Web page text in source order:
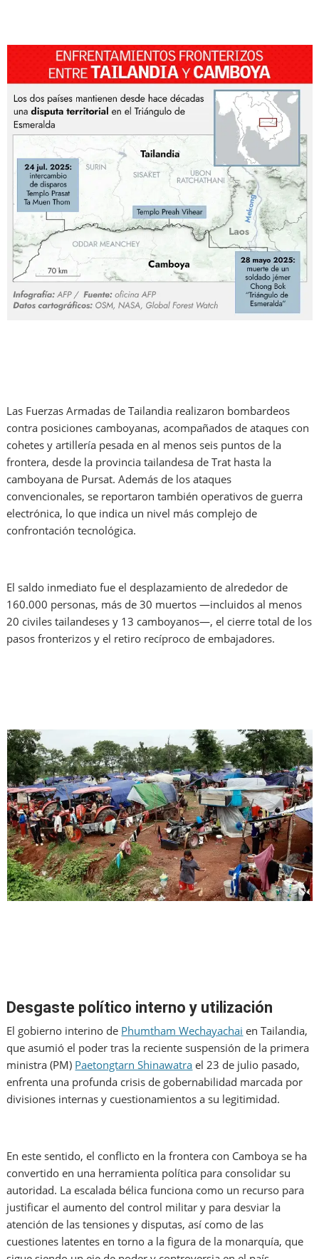
Las Fuerzas Armadas de Tailandia realizaron bombardeos
contra posiciones camboyanas, acompañados de ataques con
cohetes y artillería pesada en al menos seis puntos de la
frontera, desde la provincia tailandesa de Trat hasta la
camboyana de Pursat. Además de los ataques
convencionales, se reportaron también operativos de guerra
electrónica, lo que indica un nivel más complejo de
confrontación tecnológica.
El saldo inmediato fue el desplazamiento de alrededor de
160.000 personas, más de 30 muertos —incluidos al menos
20 civiles tailandeses y 13 camboyanos—, el cierre total de los
pasos fronterizos y el retiro recíproco de embajadores.
Desgaste político interno y utilización
El gobierno interino de Phumtham Wechayachai en Tailandia,
que asumió el poder tras la reciente suspensión de la primera
ministra (PM) Paetongtarn Shinawatra el 23 de julio pasado,
enfrenta una profunda crisis de gobernabilidad marcada por
divisiones internas y cuestionamientos a su legitimidad.
En este sentido, el conflicto en la frontera con Camboya se ha
convertido en una herramienta política para consolidar su
autoridad. La escalada bélica funciona como un recurso para
justificar el aumento del control militar y para desviar la
atención de las tensiones y disputas, así como de las
cuestiones latentes en torno a la figura de la monarquía, que